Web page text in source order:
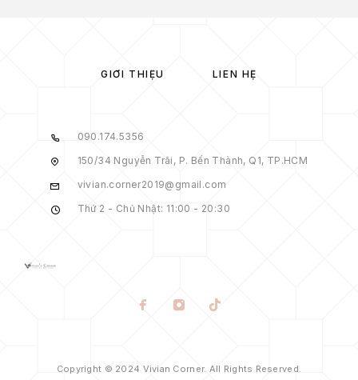
GIỚI THIỆU LIÊN HỆ
090.174.5356
150/34 Nguyễn Trãi, P. Bến Thành, Q1, TP.HCM
vivian.corner2019@gmail.com
Thứ 2 - Chủ Nhật: 11:00 - 20:30
Copyright © 2024 Vivian Corner. All Rights Reserved.